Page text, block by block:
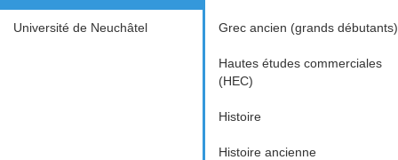
Université de Neuchâtel Grec ancien (grands débutants)
Hautes études commerciales
(HEC)
Histoire
Histoire ancienne